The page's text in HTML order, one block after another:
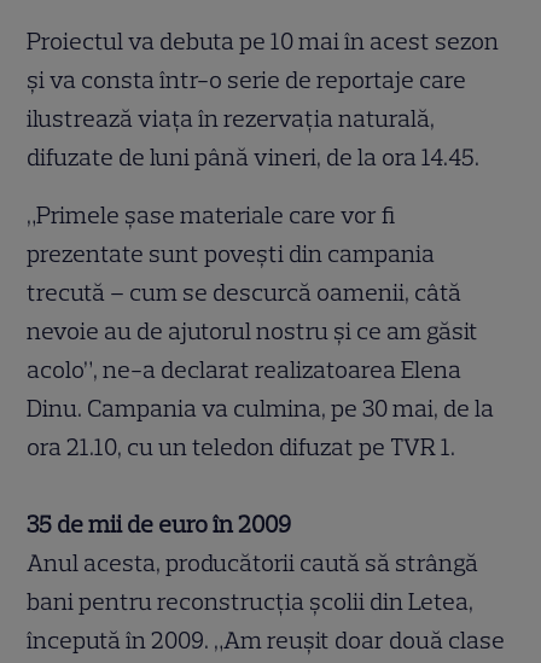
Proiectul va debuta pe 10 mai în acest sezon
şi va consta într-o serie de reportaje care
ilustrează viaţa în rezervaţia naturală,
difuzate de luni până vineri, de la ora 14.45.
„Primele şase materiale care vor fi
prezentate sunt poveşti din campania
trecută – cum se descurcă oamenii, câtă
nevoie au de ajutorul nostru şi ce am găsit
acolo”, ne-a declarat realizatoarea Elena
Dinu. Campania va culmina, pe 30 mai, de la
ora 21.10, cu un teledon difuzat pe TVR 1.
35 de mii de euro în 2009
Anul acesta, producătorii caută să strângă
bani pentru reconstrucţia şcolii din Letea,
începută în 2009. „Am reuşit doar două clase